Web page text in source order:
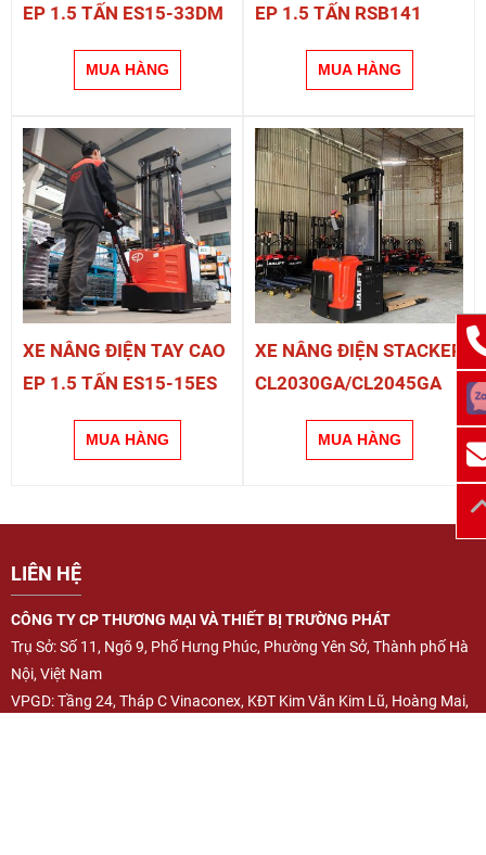
EP 1.5 TẤN ES15-33DM
EP 1.5 TẤN RSB141
XE NÂNG ĐIỆN TAY CAO
EP 1.5 TẤN ES15-15ES
XE NÂNG ĐIỆN STACKER
CL2030GA/CL2045GA
LIÊN HỆ
CÔNG TY CP THƯƠNG MẠI VÀ THIẾT BỊ TRƯỜNG PHÁT
Trụ Sở: Số 11, Ngõ 9, Phố Hưng Phúc, Phường Yên Sở, Thành phố Hà
Nội, Việt Nam
VPGD: Tầng 24, Tháp C Vinaconex, KĐT Kim Văn Kim Lũ, Hoàng Mai,